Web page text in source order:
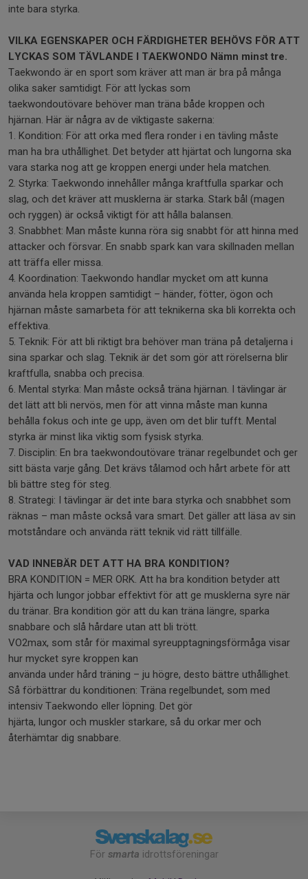
inte bara styrka.
VILKA EGENSKAPER OCH FÄRDIGHETER BEHÖVS FÖR ATT
LYCKAS SOM TÄVLANDE I TAEKWONDO Nämn minst tre.
Taekwondo är en sport som kräver att man är bra på många
olika saker samtidigt. För att lyckas som
taekwondoutövare behöver man träna både kroppen och
hjärnan. Här är några av de viktigaste sakerna:
1. Kondition: För att orka med flera ronder i en tävling måste
man ha bra uthållighet. Det betyder att hjärtat och lungorna ska
vara starka nog att ge kroppen energi under hela matchen.
2. Styrka: Taekwondo innehåller många kraftfulla sparkar och
slag, och det kräver att musklerna är starka. Stark bål (magen
och ryggen) är också viktigt för att hålla balansen.
3. Snabbhet: Man måste kunna röra sig snabbt för att hinna med
attacker och försvar. En snabb spark kan vara skillnaden mellan
att träffa eller missa.
4. Koordination: Taekwondo handlar mycket om att kunna
använda hela kroppen samtidigt – händer, fötter, ögon och
hjärnan måste samarbeta för att teknikerna ska bli korrekta och
effektiva.
5. Teknik: För att bli riktigt bra behöver man träna på detaljerna i
sina sparkar och slag. Teknik är det som gör att rörelserna blir
kraftfulla, snabba och precisa.
6. Mental styrka: Man måste också träna hjärnan. I tävlingar är
det lätt att bli nervös, men för att vinna måste man kunna
behålla fokus och inte ge upp, även om det blir tufft. Mental
styrka är minst lika viktig som fysisk styrka.
7. Disciplin: En bra taekwondoutövare tränar regelbundet och ger
sitt bästa varje gång. Det krävs tålamod och hårt arbete för att
bli bättre steg för steg.
8. Strategi: I tävlingar är det inte bara styrka och snabbhet som
räknas – man måste också vara smart. Det gäller att läsa av sin
motståndare och använda rätt teknik vid rätt tillfälle.
VAD INNEBÄR DET ATT HA BRA KONDITION?
BRA KONDITION = MER ORK. Att ha bra kondition betyder att
hjärta och lungor jobbar effektivt för att ge musklerna syre när
du tränar. Bra kondition gör att du kan träna längre, sparka
snabbare och slå hårdare utan att bli trött.
VO2max, som står för maximal syreupptagningsförmåga visar
hur mycket syre kroppen kan
använda under hård träning – ju högre, desto bättre uthållighet.
Så förbättrar du konditionen: Träna regelbundet, som med
intensiv Taekwondo eller löpning. Det gör
hjärta, lungor och muskler starkare, så du orkar mer och
återhämtar dig snabbare.
För smarta idrottsföreningar